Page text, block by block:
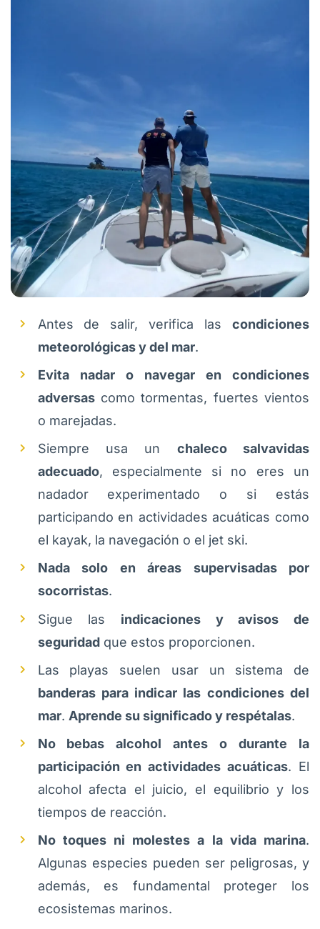
Antes de salir, verifica las condiciones
meteorológicas y del mar.
Evita nadar o navegar en condiciones
adversascomo tormentas, fuertes vientos
o marejadas.
Siempre usa un chaleco salvavidas
adecuado, especialmente si no eres un
nadador experimentado o si estás
participando en actividades acuáticas como
el kayak, la navegación o el jet ski.
Nada solo en áreas supervisadas por
socorristas.
Sigue las indicaciones y avisos de
seguridadque estos proporcionen.
Las playas suelen usar un sistema de
banderas para indicar las condiciones del
mar. Aprende su significado y respétalas.
No bebas alcohol antes o durante la
participación en actividades acuáticas. El
alcohol afecta el juicio, el equilibrio y los
tiempos de reacción.
No toques ni molestes a la vida marina.
Algunas especies pueden ser peligrosas, y
además, es fundamental proteger los
ecosistemas marinos.